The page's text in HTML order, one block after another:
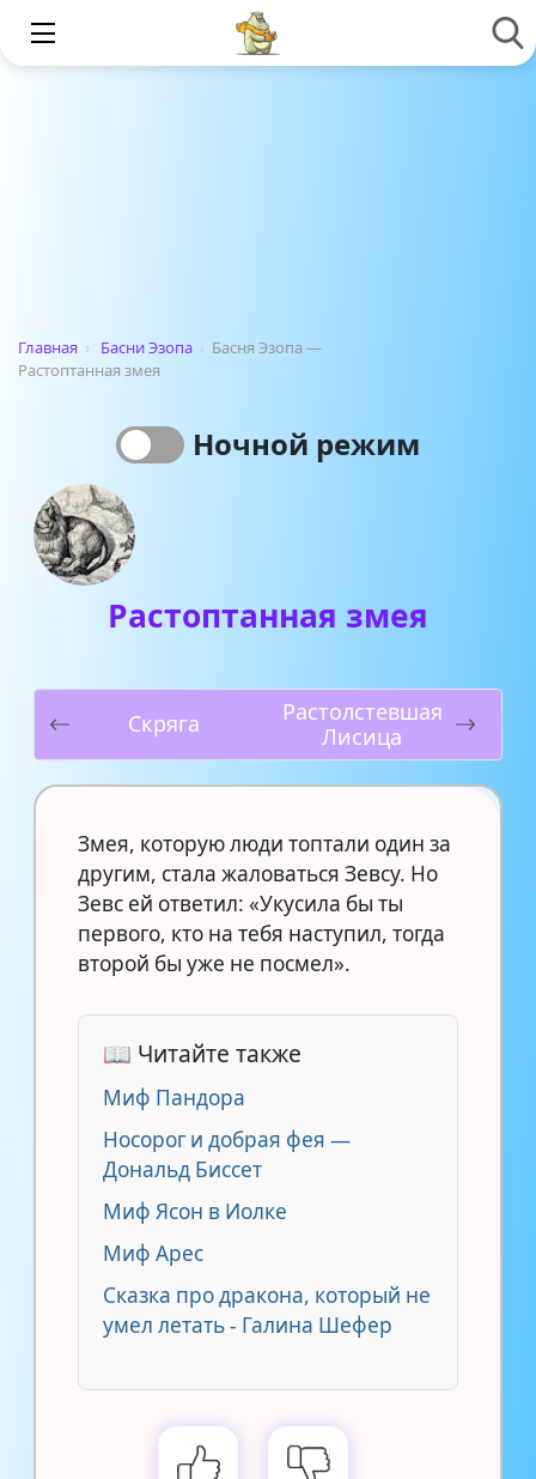
Главная › Басни Эзопа › Басня Эзопа —
Растоптанная змея
Ночной режим
Растоптанная змея
Скряга
Растолcтевшая
Лисица
Змея, которую люди топтали один за
другим, стала жаловаться Зевсу. Но
Зевс ей ответил: «Укусила бы ты
первого, кто на тебя наступил, тогда
второй бы уже не посмел».
📖 Читайте также
Миф Пандора
Носорог и добрая фея —
Дональд Биссет
Миф Ясон в Иолке
Миф Арес
Сказка про дракона, который не
умел летать - Галина Шефер